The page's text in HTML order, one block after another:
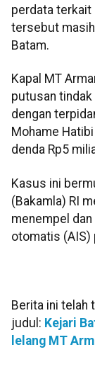
perdata terkait
tersebut
Batam.
Kapal MT
putusan
dengan
Mohame
denda Rp5
Kasus ini
(Bakamla) RI
menempel
otomatis (AIS)
Berita ini telah
judul: Kejari
lelang MT